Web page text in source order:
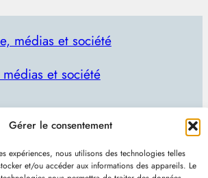
Gérer le consentement
expériences, nous utilisons des technologies telles
et/ou accéder aux informations des appareils. Le
et société
–Mentions et confidentialité–Sans